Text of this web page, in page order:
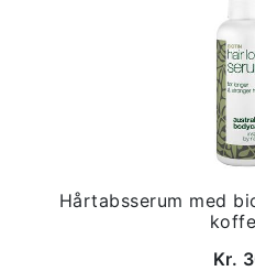
Hårtabsserum med
Kr.